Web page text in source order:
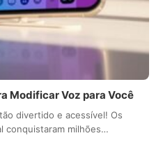
Modificar Voz para Você
divertido e acessível! Os
conquistaram milhões…